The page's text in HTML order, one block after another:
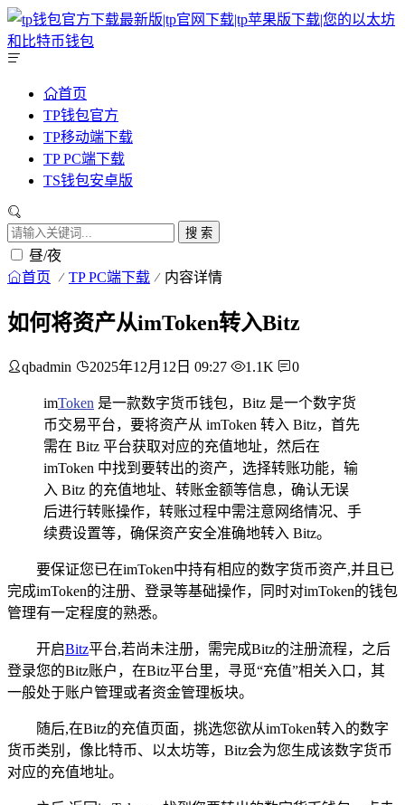
首页
TP钱包官方
TP移动端下载
TP PC端下载
TS钱包安卓版
搜 索
昼/夜
首页 TP PC端下载 内容详情
如何将资产从imToken转入Bitz
qbadmin 2025年12月12日 09:27 1.1K 0
imToken 是一款数字货币钱包，Bitz 是一个数字货
币交易平台，要将资产从 imToken 转入 Bitz，首先
需在 Bitz 平台获取对应的充值地址，然后在
imToken 中找到要转出的资产，选择转账功能，输
入 Bitz 的充值地址、转账金额等信息，确认无误
后进行转账操作，转账过程中需注意网络情况、手
续费设置等，确保资产安全准确地转入 Bitz。
要保证您已在imToken中持有相应的数字货币资产,并且已
完成imToken的注册、登录等基础操作，同时对imToken的钱包
管理有一定程度的熟悉。
开启Bitz平台,若尚未注册，需完成Bitz的注册流程，之后
登录您的Bitz账户，在Bitz平台里，寻觅“充值”相关入口，其
一般处于账户管理或者资金管理板块。
随后,在Bitz的充值页面，挑选您欲从imToken转入的数字
货币类别，像比特币、以太坊等，Bitz会为您生成该数字货币
对应的充值地址。